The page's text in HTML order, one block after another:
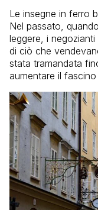
Le insegne in ferro
Nel passato,
leggere, i
di ciò che
stata tramandata
aumentare il